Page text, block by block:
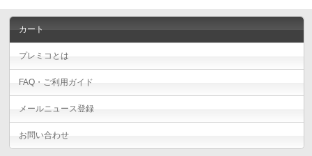
カート
プレミコとは
FAQ・ご利用ガイド
メールニュース登録
お問い合わせ